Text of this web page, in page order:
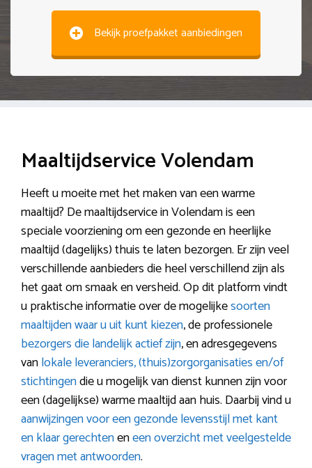
Bekijk proefpakket aanbiedingen
Maaltijdservice Volendam
Heeft u moeite met het maken van een warme
maaltijd? De maaltijdservice in Volendam is een
speciale voorziening om een gezonde en heerlijke
maaltijd (dagelijks) thuis te laten bezorgen. Er zijn veel
verschillende aanbieders die heel verschillend zijn als
het gaat om smaak en versheid. Op dit platform vindt
u praktische informatie over de mogelijkesoorten
maaltijden waar u uit kunt kiezen, de professionele
bezorgers die landelijk actief zijn, en adresgegevens
vanlokale leveranciers, (thuis)zorgorganisaties en/of
stichtingendie u mogelijk van dienst kunnen zijn voor
een (dagelijkse) warme maaltijd aan huis. Daarbij vind u
aanwijzingen voor een gezonde levensstijl met kant
en klaar gerechteneneen overzicht met veelgestelde
vragen met antwoorden.